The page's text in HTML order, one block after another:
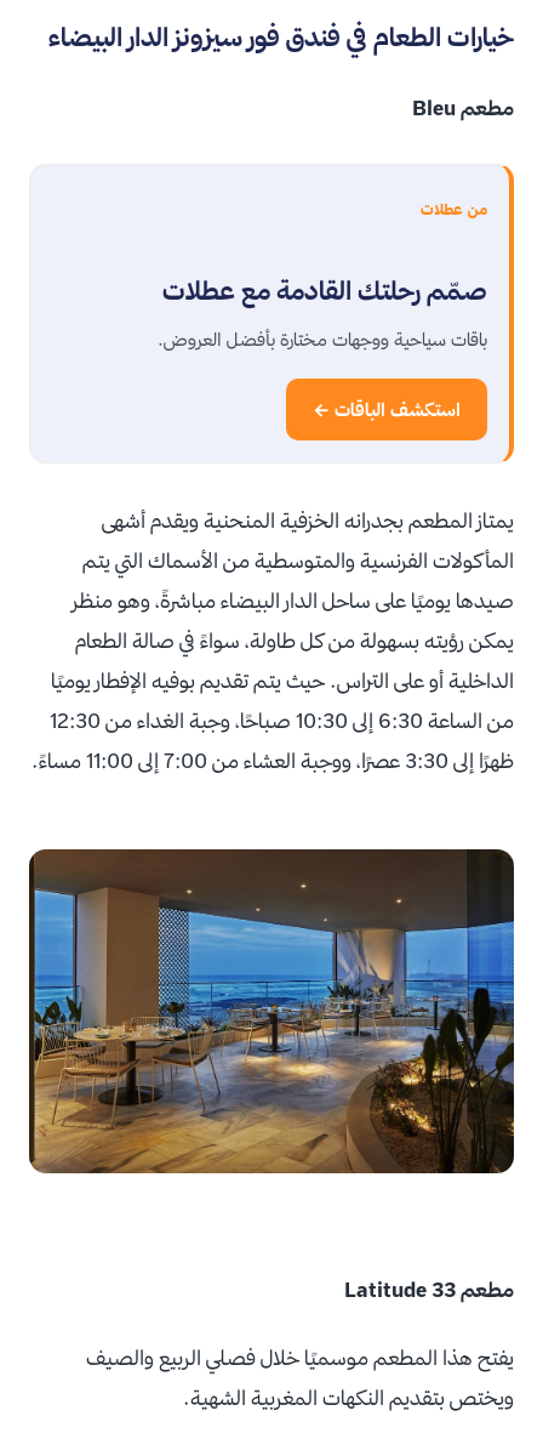
خيارات الطعام في فندق فور سيزونز الدار البيضاء
مطعم Bleu
من عطلات
صمّم رحلتك القادمة مع عطلات
باقات سياحية ووجهات مختارة بأفضل العروض.
استكشف الباقات ←
يمتاز المطعم بجدرانه الخزفية المنحنية ويقدم أشهى
المأكولات الفرنسية والمتوسطية من الأسماك التي يتم
صيدها يوميًا على ساحل الدار البيضاء مباشرةً، وهو منظر
يمكن رؤيته بسهولة من كل طاولة، سواءً في صالة الطعام
الداخلية أو على التراس. حيث يتم تقديم بوفيه الإفطار يوميًا
من الساعة 6:30 إلى 10:30 صباحًا، وجبة الغداء من 12:30
ظهرًا إلى 3:30 عصرًا، ووجبة العشاء من 7:00 إلى 11:00 مساءً.
مطعم Latitude 33
يفتح هذا المطعم موسميًا خلال فصلي الربيع والصيف
ويختص بتقديم النكهات المغربية الشهية.